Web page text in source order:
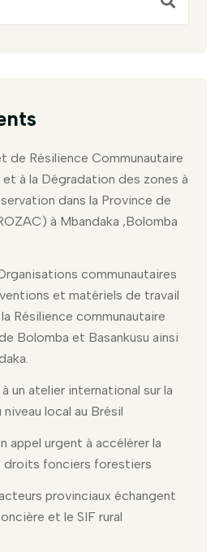
de Résilience Communautaire
à la Dégradation des zones à
dans la Province de
à Mbandaka ,Bolomba
communautaires
et matériels de travail
Résilience communautaire
Bolomba et Basankusu ainsi
un atelier international sur la
local au Brésil
appel urgent à accélérer la
droits fonciers forestiers
provinciaux échangent
et le SIF rural